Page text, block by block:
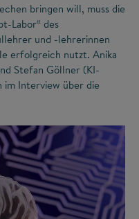
bringen will, muss die
Labor“ des
und -lehrerinnen
erfolgreich nutzt. Anika
Stefan Göllner (KI-
im Interview über die